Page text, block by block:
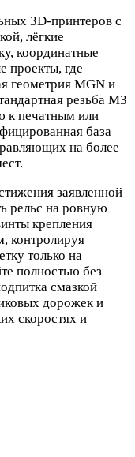
3D‑принтеров с
лёгкие
координатные
проекты, где
геометрия MGN и
резьба М3
к печатным или
база
на более
заявленной
рельс на ровную
крепления
контролируя
только на
полностью без
смазкой
дорожек и
скоростях и